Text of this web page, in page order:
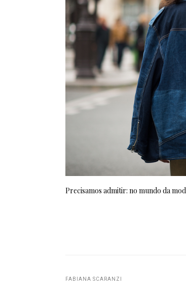
Precisamos admitir: no mundo da
FABIANA SCARANZI